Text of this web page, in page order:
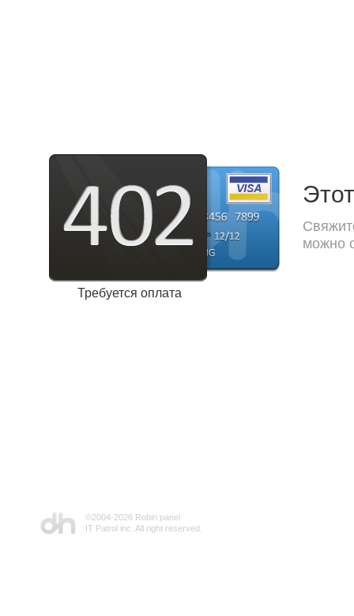
Требуется оплата
можно
©2004-2026 Robin panel
IT Patrol inc. All right reserved.